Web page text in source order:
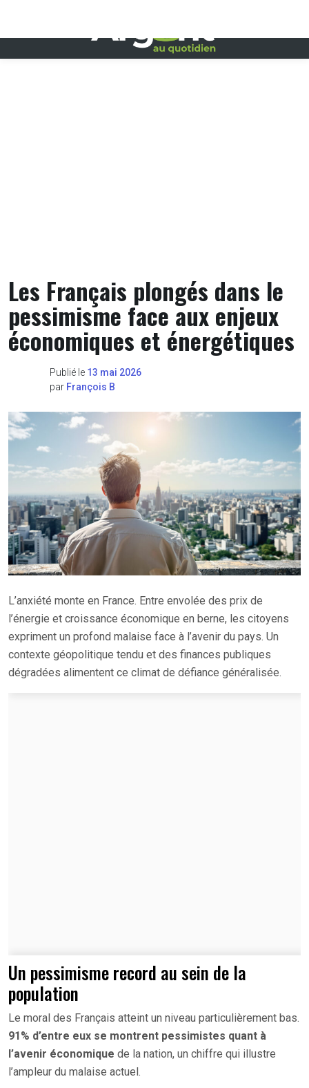
content
Les Français plongés dans le
pessimisme face aux enjeux
économiques et énergétiques
Publié le 13 mai 2026
par François B
L’anxiété monte en France. Entre envolée des prix de
l’énergie et croissance économique en berne, les citoyens
expriment un profond malaise face à l’avenir du pays. Un
contexte géopolitique tendu et des finances publiques
dégradées alimentent ce climat de défiance généralisée.
Un pessimisme record au sein de la
population
Le moral des Français atteint un niveau particulièrement bas.
91% d’entre eux se montrent pessimistes quant à
l’avenir économique de la nation, un chiffre qui illustre
l’ampleur du malaise actuel.